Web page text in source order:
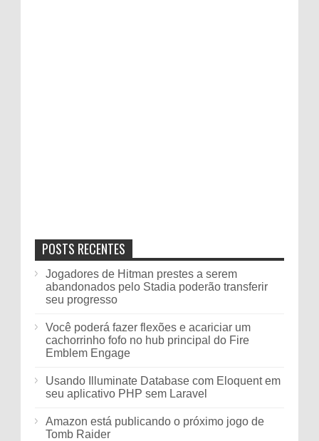
POSTS RECENTES
Jogadores de Hitman prestes a serem
abandonados pelo Stadia poderão transferir
seu progresso
Você poderá fazer flexões e acariciar um
cachorrinho fofo no hub principal do Fire
Emblem Engage
Usando Illuminate Database com Eloquent em
seu aplicativo PHP sem Laravel
Amazon está publicando o próximo jogo de
Tomb Raider